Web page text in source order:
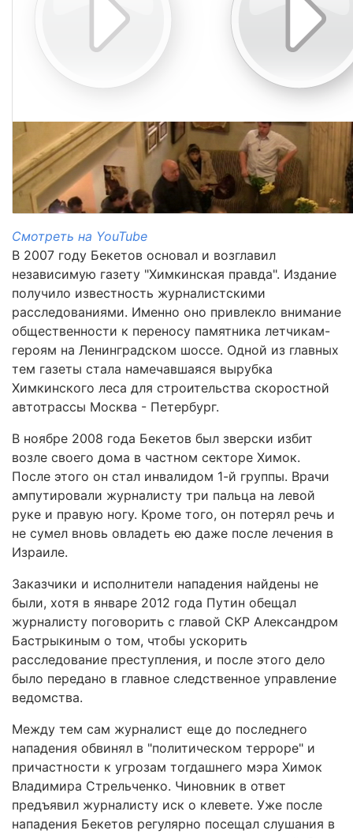
Смотреть на YouTube
В 2007 году Бекетов основал и возглавил
независимую газету "Химкинская правда". Издание
получило известность журналистскими
расследованиями. Именно оно привлекло внимание
общественности к переносу памятника летчикам-
героям на Ленинградском шоссе. Одной из главных
тем газеты стала намечавшаяся вырубка
Химкинского леса для строительства скоростной
автотрассы Москва - Петербург.
В ноябре 2008 года Бекетов был зверски избит
возле своего дома в частном секторе Химок.
После этого он стал инвалидом 1-й группы. Врачи
ампутировали журналисту три пальца на левой
руке и правую ногу. Кроме того, он потерял речь и
не сумел вновь овладеть ею даже после лечения в
Израиле.
Заказчики и исполнители нападения найдены не
были, хотя в январе 2012 года Путин обещал
журналисту поговорить с главой СКР Александром
Бастрыкиным о том, чтобы ускорить
расследование преступления, и после этого дело
было передано в главное следственное управление
ведомства.
Между тем сам журналист еще до последнего
нападения обвинял в "политическом терроре" и
причастности к угрозам тогдашнего мэра Химок
Владимира Стрельченко. Чиновник в ответ
предъявил журналисту иск о клевете. Уже после
нападения Бекетов регулярно посещал слушания в